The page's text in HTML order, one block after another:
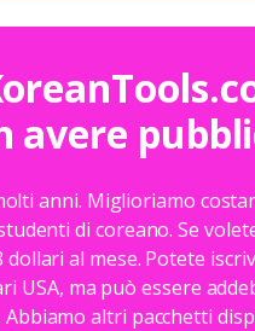
avere
anni. Miglioriamo
di coreano. Se
al mese. Potete
USA, ma può essere
Abbiamo altri pacchetti